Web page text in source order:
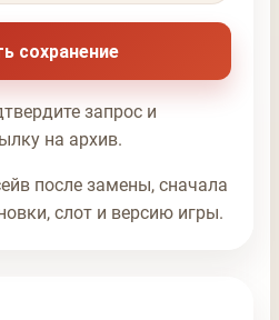
сохранение
запрос и
на архив.
после замены, сначала
слот и версию игры.